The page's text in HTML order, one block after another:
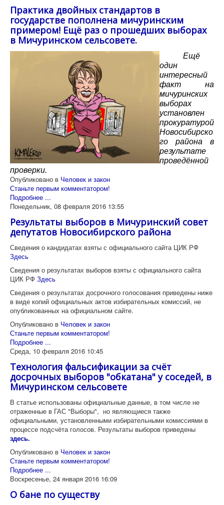
Практика двойных стандартов в
государстве пополнена мичуринским
примером! Ещё раз о прошедших выборах
в Мичуринском сельсовете.
Ещё
один
интересный
факт на
мичуринских
выборах
установлен
прокуратурой
Новосибирско
го района в
результате
проведённой
проверки.
Опубликовано в Человек и закон
Станьте первым комментатором!
Подробнее ...
Понедельник, 08 февраля 2016 13:55
Результаты выборов в Мичуринский совет
депутатов Новосибирского района
Сведения о кандидатах взяты с официального сайта ЦИК РФ
Здесь
Сведения о результатах выборов взяты с официального сайта
ЦИК РФ Здесь
Сведения о результатах досрочного голосования приведены ниже
в виде копий официальных актов избирательных комиссий, не
опубликованных на официальном сайте.
Опубликовано в Человек и закон
Станьте первым комментатором!
Подробнее ...
Среда, 10 февраля 2016 10:45
Технология фальсификации за счёт
досрочных выборов "обкатана" у соседей, в
Мичуринском сельсовете
В статье использованы официальные данные, в том числе не
отраженные в ГАС "Выборы", но являющиеся также
официальными, установленными избирательными комиссиями в
процессе подсчёта голосов. Результаты выборов приведены
здесь.
Опубликовано в Человек и закон
Станьте первым комментатором!
Подробнее ...
Воскресенье, 24 января 2016 16:09
О бане по существу